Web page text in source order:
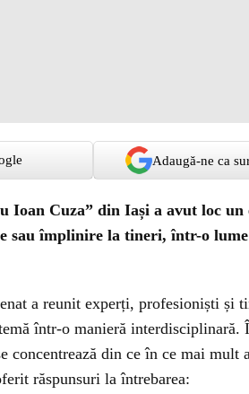
Adaugă-ne ca
Ioan Cuza” din Iași a avut loc un
sau împlinire la tineri, într-o
a reunit experți, profesioniști și
într-o manieră
concentrează din ce în ce mai mult
răspunsuri la întrebarea: